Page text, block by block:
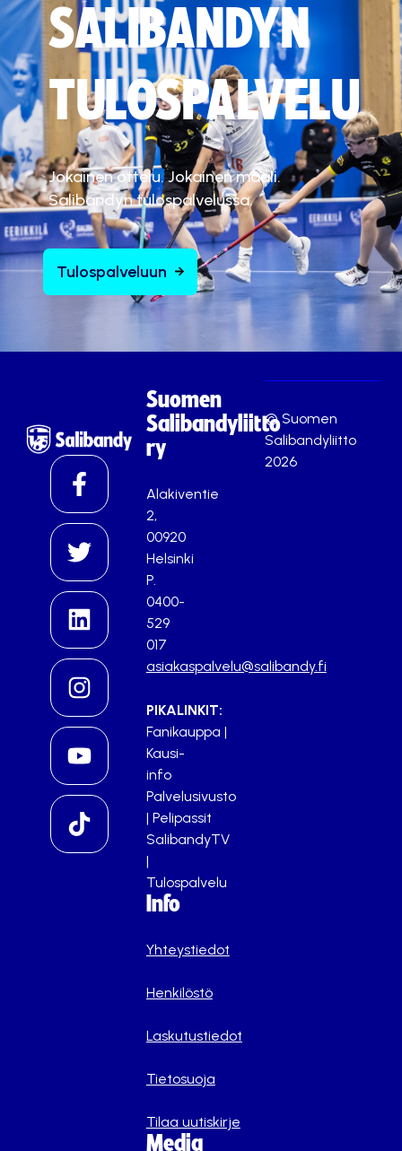
SALIBANDYN
TULOSPALVELU
Jokainen ottelu. Jokainen maali.
Salibandyn tulospalvelussa.
Tulospalveluun
Suomen
Salibandyliitto
ry
Alakiventie
2,
00920
Helsinki
P.
0400-
529
017
asiakaspalvelu@salibandy.fi
PIKALINKIT:
Fanikauppa |
Kausi-
info
Palvelusivusto
| Pelipassit
SalibandyTV
|
Tulospalvelu
Info
Yhteystiedot
Henkilöstö
Laskutustiedot
Tietosuoja
Tilaa uutiskirje
Media
© Suomen
Salibandyliitto
2026